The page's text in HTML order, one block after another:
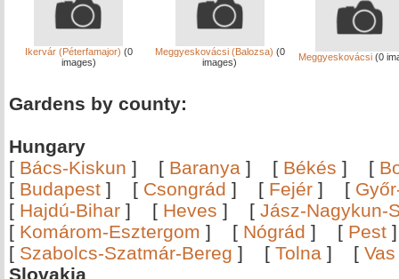
Ikervár (Péterfamajor) (0
images)
Meggyeskovácsi (Balozsa) (0
images)
Meggyeskovácsi (0
Gardens by county:
Hungary
[ Bács-Kiskun ] [ Baranya ] [ Békés ] [
[ Budapest ] [ Csongrád ] [ Fejér ] [
[ Hajdú-Bihar ] [ Heves ] [ Jász-Nagykun-
[ Komárom-Esztergom ] [ Nógrád ] [ Pest
[ Szabolcs-Szatmár-Bereg ] [ Tolna ] [ Vas
Slovakia